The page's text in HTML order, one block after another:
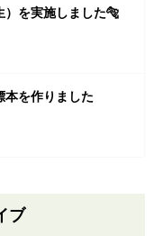
）を実施しました🐅
本を作りました
ブ